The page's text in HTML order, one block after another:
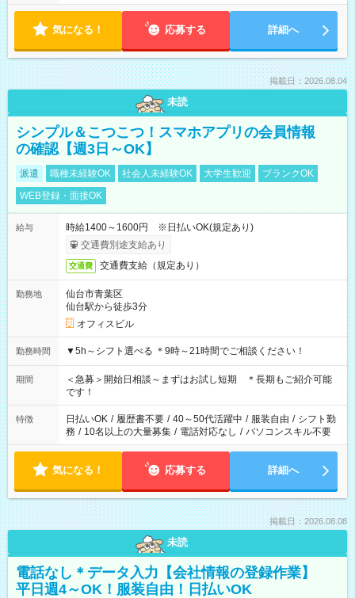
気になる！ 応募する 詳細へ
掲載日：2026.08.04
未読
シンプル＆こつこつ！スマホアプリの会員情報
の確認【週3日～OK】
派遣 職種未経験OK 社会人未経験OK 大学生歓迎
ブランクOK
WEB登録・面接OK
給与
時給1400～1600円 ※日払いOK(規定あり)
交通費別途支給あり
交通費 交通費支給（規定あり）
勤務地
仙台市青葉区
仙台駅から徒歩3分
オフィスビル
勤務時間 ▼5h～シフト選べる ＊9時～21時間でご相談ください！
期間
＜急募＞開始日相談～まずはお試し短期 ＊長期もご紹介可能
です！
特徴 日払いOK / 履歴書不要 / 40～50代活躍中 / 服装自由 / シフト勤
務 / 10名以上の大量募集 / 電話対応なし / パソコンスキル不要
気になる！ 応募する 詳細へ
掲載日：2026.08.08
未読
電話なし＊データ入力【会社情報の登録作業】
平日週4～OK！服装自由！日払いOK